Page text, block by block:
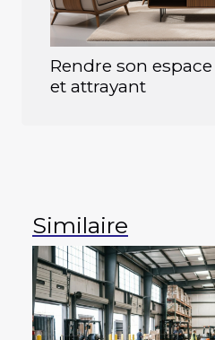
Rendre son
et attrayant
Similaire